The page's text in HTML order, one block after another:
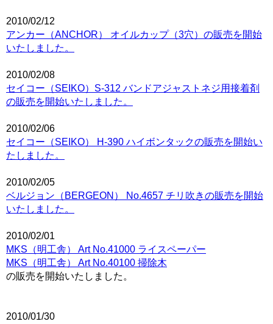
2010/02/12
アンカー（ANCHOR） オイルカップ（3穴）の販売を開始
いたしました。
2010/02/08
セイコー（SEIKO）S-312 バンドアジャストネジ用接着剤
の販売を開始いたしました。
2010/02/06
セイコー（SEIKO） H-390 ハイボンタックの販売を開始い
たしました。
2010/02/05
ベルジョン（BERGEON） No.4657 チリ吹きの販売を開始
いたしました。
2010/02/01
MKS（明工舎） Art No.41000 ライスペーパー
MKS（明工舎） Art No.40100 掃除木
の販売を開始いたしました。
2010/01/30